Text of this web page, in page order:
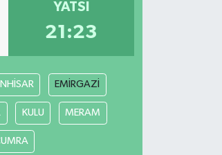
YATSI
21:23
EMİRGAZİ
KULU MERAM